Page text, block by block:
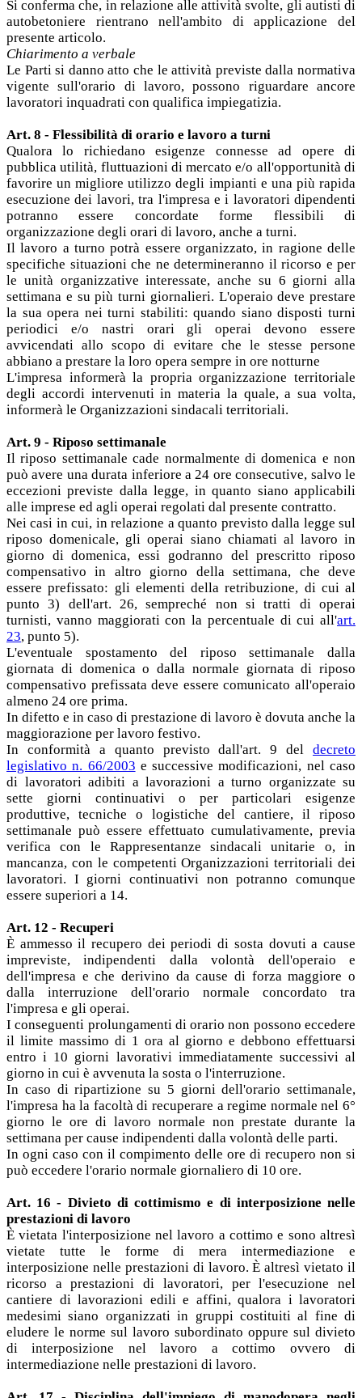
Si conferma che, in relazione alle attività svolte, gli autisti di
autobetoniere rientrano nell'ambito di applicazione del
presente articolo.
Chiarimento a verbale
Le Parti si danno atto che le attività previste dalla normativa
vigente sull'orario di lavoro, possono riguardare ancore
lavoratori inquadrati con qualifica impiegatizia.
Art. 8 - Flessibilità di orario e lavoro a turni
Qualora lo richiedano esigenze connesse ad opere di
pubblica utilità, fluttuazioni di mercato e/o all'opportunità di
favorire un migliore utilizzo degli impianti e una più rapida
esecuzione dei lavori, tra l'impresa e i lavoratori dipendenti
potranno essere concordate forme flessibili di
organizzazione degli orari di lavoro, anche a turni.
Il lavoro a turno potrà essere organizzato, in ragione delle
specifiche situazioni che ne determineranno il ricorso e per
le unità organizzative interessate, anche su 6 giorni alla
settimana e su più turni giornalieri. L'operaio deve prestare
la sua opera nei turni stabiliti: quando siano disposti turni
periodici e/o nastri orari gli operai devono essere
avvicendati allo scopo di evitare che le stesse persone
abbiano a prestare la loro opera sempre in ore notturne
L'impresa informerà la propria organizzazione territoriale
degli accordi intervenuti in materia la quale, a sua volta,
informerà le Organizzazioni sindacali territoriali.
Art. 9 - Riposo settimanale
Il riposo settimanale cade normalmente di domenica e non
può avere una durata inferiore a 24 ore consecutive, salvo le
eccezioni previste dalla legge, in quanto siano applicabili
alle imprese ed agli operai regolati dal presente contratto.
Nei casi in cui, in relazione a quanto previsto dalla legge sul
riposo domenicale, gli operai siano chiamati al lavoro in
giorno di domenica, essi godranno del prescritto riposo
compensativo in altro giorno della settimana, che deve
essere prefissato: gli elementi della retribuzione, di cui al
punto 3) dell'art. 26, sempreché non si tratti di operai
turnisti, vanno maggiorati con la percentuale di cui all'art.
23, punto 5).
L'eventuale spostamento del riposo settimanale dalla
giornata di domenica o dalla normale giornata di riposo
compensativo prefissata deve essere comunicato all'operaio
almeno 24 ore prima.
In difetto e in caso di prestazione di lavoro è dovuta anche la
maggiorazione per lavoro festivo.
In conformità a quanto previsto dall'art. 9 del decreto
legislativo n. 66/2003 e successive modificazioni, nel caso
di lavoratori adibiti a lavorazioni a turno organizzate su
sette giorni continuativi o per particolari esigenze
produttive, tecniche o logistiche del cantiere, il riposo
settimanale può essere effettuato cumulativamente, previa
verifica con le Rappresentanze sindacali unitarie o, in
mancanza, con le competenti Organizzazioni territoriali dei
lavoratori. I giorni continuativi non potranno comunque
essere superiori a 14.
Art. 12 - Recuperi
È ammesso il recupero dei periodi di sosta dovuti a cause
impreviste, indipendenti dalla volontà dell'operaio e
dell'impresa e che derivino da cause di forza maggiore o
dalla interruzione dell'orario normale concordato tra
l'impresa e gli operai.
I conseguenti prolungamenti di orario non possono eccedere
il limite massimo di 1 ora al giorno e debbono effettuarsi
entro i 10 giorni lavorativi immediatamente successivi al
giorno in cui è avvenuta la sosta o l'interruzione.
In caso di ripartizione su 5 giorni dell'orario settimanale,
l'impresa ha la facoltà di recuperare a regime normale nel 6°
giorno le ore di lavoro normale non prestate durante la
settimana per cause indipendenti dalla volontà delle parti.
In ogni caso con il compimento delle ore di recupero non si
può eccedere l'orario normale giornaliero di 10 ore.
Art. 16 - Divieto di cottimismo e di interposizione nelle
prestazioni di lavoro
È vietata l'interposizione nel lavoro a cottimo e sono altresì
vietate tutte le forme di mera intermediazione e
interposizione nelle prestazioni di lavoro. È altresì vietato il
ricorso a prestazioni di lavoratori, per l'esecuzione nel
cantiere di lavorazioni edili e affini, qualora i lavoratori
medesimi siano organizzati in gruppi costituiti al fine di
eludere le norme sul lavoro subordinato oppure sul divieto
di interposizione nel lavoro a cottimo ovvero di
intermediazione nelle prestazioni di lavoro.